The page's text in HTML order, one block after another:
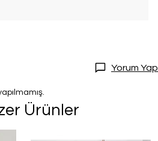
Yorum Yap
Ürünler